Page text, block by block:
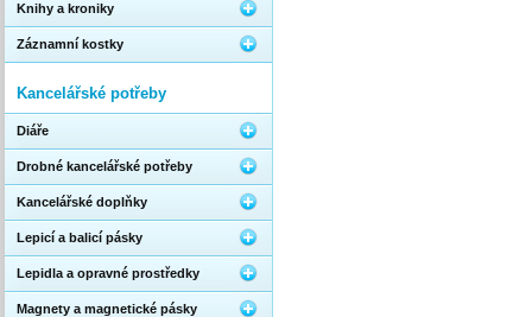
Knihy a kroniky
Záznamní kostky
Kancelářské potřeby
Diáře
Drobné kancelářské potřeby
Kancelářské doplňky
Lepicí a balicí pásky
Lepidla a opravné prostředky
Magnety a magnetické pásky